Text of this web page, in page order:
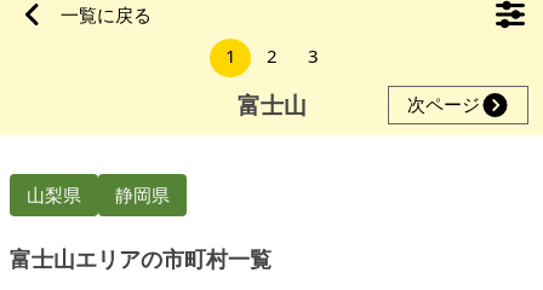
一覧に戻る
1
2 3
富士山 次ページ
山梨県 静岡県
富士山エリアの市町村一覧